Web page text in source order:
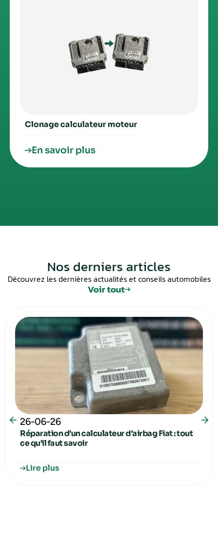
Clonage calculateur moteur
En savoir plus
Nos derniers articles
Découvrez les dernières actualités et conseils automobiles
Voir tout
26-06-26
Réparation d’un calculateur d’airbag Fiat : tout
ce qu’il faut savoir
Lire plus